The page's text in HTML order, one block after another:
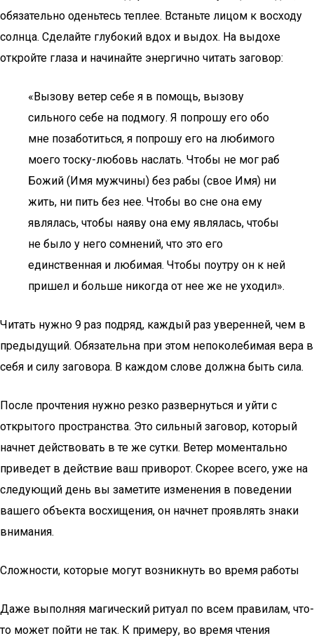
обязательно оденьтесь теплее. Встаньте лицом к восходу
солнца. Сделайте глубокий вдох и выдох. На выдохе
откройте глаза и начинайте энергично читать заговор:
«Вызову ветер себе я в помощь, вызову
сильного себе на подмогу. Я попрошу его обо
мне позаботиться, я попрошу его на любимого
моего тоску-любовь наслать. Чтобы не мог раб
Божий (Имя мужчины) без рабы (свое Имя) ни
жить, ни пить без нее. Чтобы во сне она ему
являлась, чтобы наяву она ему являлась, чтобы
не было у него сомнений, что это его
единственная и любимая. Чтобы поутру он к ней
пришел и больше никогда от нее же не уходил».
Читать нужно 9 раз подряд, каждый раз уверенней, чем в
предыдущий. Обязательна при этом непоколебимая вера в
себя и силу заговора. В каждом слове должна быть сила.
После прочтения нужно резко развернуться и уйти с
открытого пространства. Это сильный заговор, который
начнет действовать в те же сутки. Ветер моментально
приведет в действие ваш приворот. Скорее всего, уже на
следующий день вы заметите изменения в поведении
вашего объекта восхищения, он начнет проявлять знаки
внимания.
Сложности, которые могут возникнуть во время работы
Даже выполняя магический ритуал по всем правилам, что-
то может пойти не так. К примеру, во время чтения